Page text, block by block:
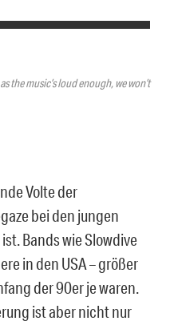
the music’s loud enough, we won’t
Volte der
bei den jungen
Bands wie Slowdive
in den USA – größer
der 90er je waren.
ist aber nicht nur